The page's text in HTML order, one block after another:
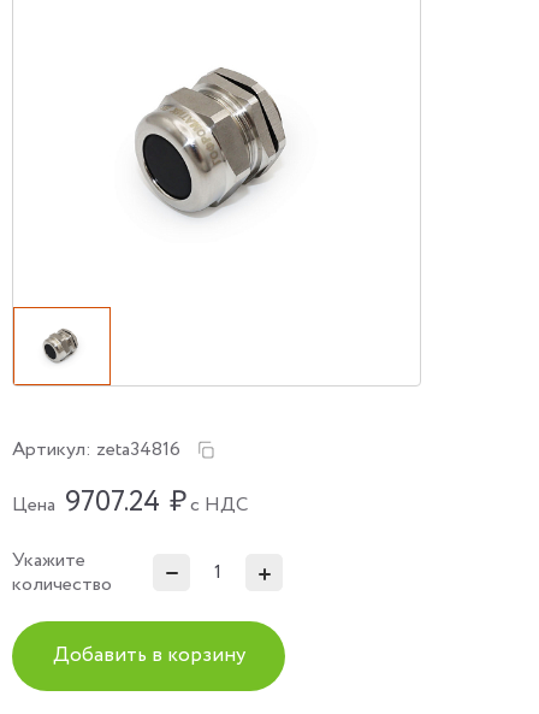
Артикул: zeta34816
Цена 9707.24 ₽с НДС
Укажите
количество
Добавить в корзину